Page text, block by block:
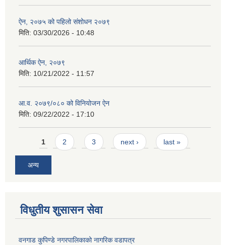
ऐन, २०७५ को पहिलो संशोधन २०७९
मिति: 03/30/2026 - 10:48
आर्थिक ऐन, २०७९
मिति: 10/21/2022 - 11:57
आ.व. २०७९/०८० को विनियोजन ऐन
मिति: 09/22/2022 - 17:10
Pages
1 2 3 next › last »
अन्य
विधुतीय शुसासन सेवा
वनगाड कुपिण्डे नगरपालिकाको नागरिक वडापत्र